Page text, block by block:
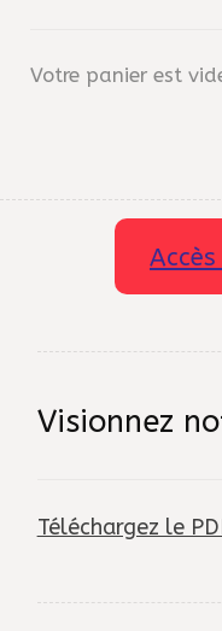
Votre panier est
Visionnez
Téléchargez le